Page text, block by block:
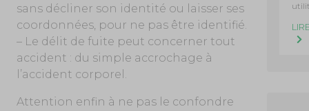
sans décliner son identité ou laisser ses
coordonnées, pour ne pas être identifié.
– Le délit de fuite peut concerner tout
accident : du simple accrochage à
l’accident corporel.
Attention enfin à ne pas le confondre